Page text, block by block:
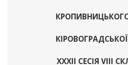
ХХХІІ СЕСІЯ VІІІ